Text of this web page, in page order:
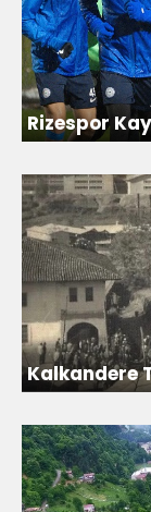
Rizespor
Kalkandere